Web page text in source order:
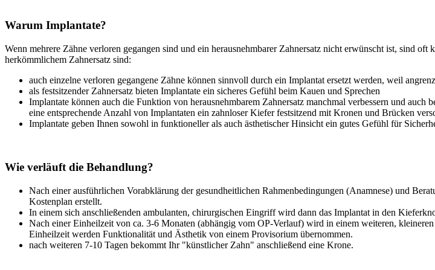
Warum Implantate?
Wenn mehrere Zähne verloren gegangen sind und ein herausnehmbarer Zahnersatz nicht erwünscht ist, sind
herkömmlichem Zahnersatz sind:
auch einzelne verloren gegangene Zähne können sinnvoll durch ein Implantat ersetzt werden, weil
als festsitzender Zahnersatz bieten Implantate ein sicheres Gefühl beim Kauen und Sprechen
Implantate können auch die Funktion von herausnehmbarem Zahnersatz manchmal verbessern und
eine entsprechende Anzahl von Implantaten ein zahnloser Kiefer festsitzend mit Kronen und Brücken
Implantate geben Ihnen sowohl in funktioneller als auch ästhetischer Hinsicht ein gutes Gefühl für
Wie verläuft die Behandlung?
Nach einer ausführlichen Vorabklärung der gesundheitlichen Rahmenbedingungen (Anamnese) und
Kostenplan erstellt.
In einem sich anschließenden ambulanten, chirurgischen Eingriff wird dann das Implantat in den
Nach einer Einheilzeit von ca. 3-6 Monaten (abhängig vom OP-Verlauf) wird in einem weiteren,
Einheilzeit werden Funktionalität und Ästhetik von einem Provisorium übernommen.
nach weiteren 7-10 Tagen bekommt Ihr "künstlicher Zahn" anschließend eine Krone.